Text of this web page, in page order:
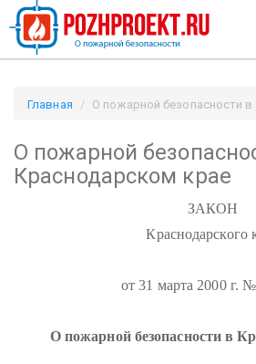
Главная
О пожарной безопасности
О пожарной
Краснодарском крае
ЗАКОН
Краснодарского
от 31 марта 2000 г.
О пожарной безопасности в